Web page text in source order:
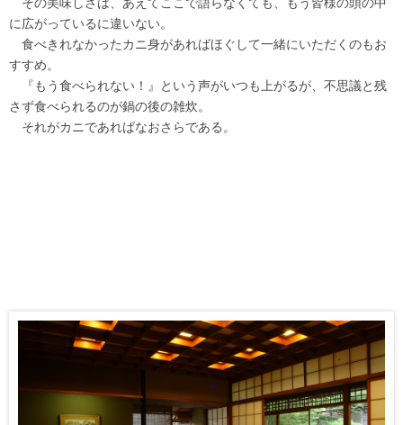
その美味しさは、あえてここで語らなくても、もう皆様の頭の中
に広がっているに違いない。
食べきれなかったカニ身があればほぐして一緒にいただくのもお
すすめ。
『もう食べられない！』という声がいつも上がるが、不思議と残
さず食べられるのが鍋の後の雑炊。
それがカニであればなおさらである。